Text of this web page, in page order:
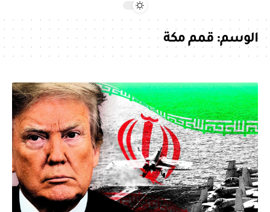
الوسم:قمم مكة